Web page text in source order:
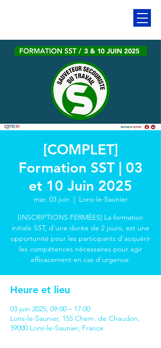
[COMPLET]
Formation SST | 03
et 10 Juin 2025
mar. 03 juin
  |
Lons-le-Saunier
[INSCRIPTIONS FERMÉES] La formation
initiale SST, d'une durée de 2 jours, est une
opportunité pour les participants d'acquérir
les compétences nécessaires pour agir
efficacement en cas d'urgence.
Heure et lieu
03 juin 2025, 09:00 – 17:00
Lons-le-Saunier, 155 Chem. de Chaudon,
39000 Lons-le-Saunier, France